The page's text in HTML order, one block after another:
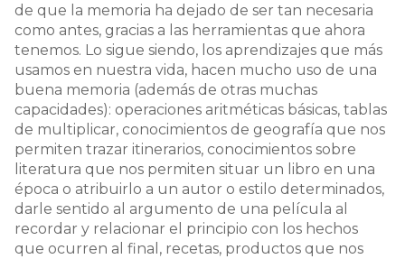
de que la memoria ha dejado de ser tan necesaria
como antes, gracias a las herramientas que ahora
tenemos. Lo sigue siendo, los aprendizajes que más
usamos en nuestra vida, hacen mucho uso de una
buena memoria (además de otras muchas
capacidades): operaciones aritméticas básicas, tablas
de multiplicar, conocimientos de geografía que nos
permiten trazar itinerarios, conocimientos sobre
literatura que nos permiten situar un libro en una
época o atribuirlo a un autor o estilo determinados,
darle sentido al argumento de una película al
recordar y relacionar el principio con los hechos
que ocurren al final, recetas, productos que nos